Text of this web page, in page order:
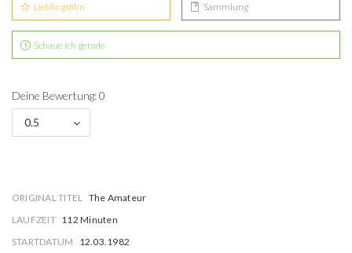
Lieblingsfilm Sammlung
Schaue ich gerade
Deine Bewertung: 0
0.5
ORIGINAL TITEL The Amateur
LAUFZEIT 112 Minuten
STARTDATUM
12.03.1982